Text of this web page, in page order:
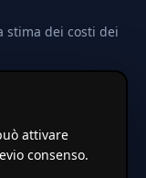
stima dei costi dei
coefficienti
nazionali. Non
attivare
consenso.